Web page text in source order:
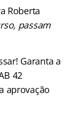
Roberta
passam
Garanta a
42
aprovação